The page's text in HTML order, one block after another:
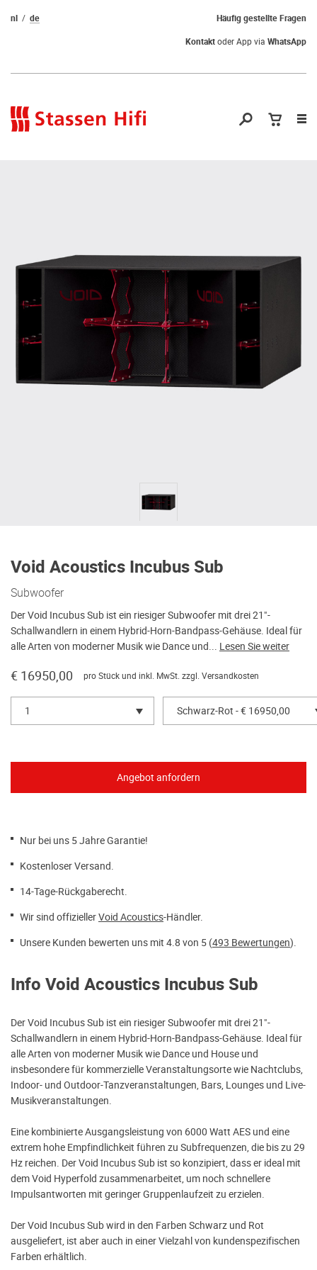
Häufig gestellte Fragen
nl
de
Kontaktoder App via WhatsApp
Void Acoustics Incubus Sub
Subwoofer
Der Void Incubus Sub ist ein riesiger Subwoofer mit drei 21"-
Schallwandlern in einem Hybrid-Horn-Bandpass-Gehäuse. Ideal für
alle Arten von moderner Musik wie Dance und... Lesen Sie weiter
€ 16950,00 pro Stück und inkl. MwSt. zzgl. Versandkosten
1 Schwarz-Rot - € 16950,00
Nur bei uns 5 Jahre Garantie!
Kostenloser Versand.
14-Tage-Rückgaberecht.
Wir sind offiziellerVoid Acoustics-Händler.
Unsere Kunden bewerten uns mit 4.8 von 5 (493 Bewertungen).
Info Void Acoustics Incubus Sub
Der Void Incubus Sub ist ein riesiger Subwoofer mit drei 21"-
Schallwandlern in einem Hybrid-Horn-Bandpass-Gehäuse. Ideal für
alle Arten von moderner Musik wie Dance und House und
insbesondere für kommerzielle Veranstaltungsorte wie Nachtclubs,
Indoor- und Outdoor-Tanzveranstaltungen, Bars, Lounges und Live-
Musikveranstaltungen.
Eine kombinierte Ausgangsleistung von 6000 Watt AES und eine
extrem hohe Empfindlichkeit führen zu Subfrequenzen, die bis zu 29
Hz reichen. Der Void Incubus Sub ist so konzipiert, dass er ideal mit
dem Void Hyperfold zusammenarbeitet, um noch schnellere
Impulsantworten mit geringer Gruppenlaufzeit zu erzielen.
Der Void Incubus Sub wird in den Farben Schwarz und Rot
ausgeliefert, ist aber auch in einer Vielzahl von kundenspezifischen
Farben erhältlich.